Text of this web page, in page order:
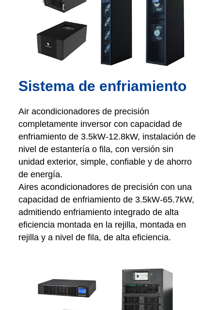
Sistema de enfriamiento
Air acondicionadores de precisión
completamente inversor con capacidad de
enfriamiento de 3.5kW-12.8kW, instalación de
nivel de estantería o fila, con versión sin
unidad exterior, simple, confiable y de ahorro
de energía.
Aires acondicionadores de precisión con una
capacidad de enfriamiento de 3.5kW-65.7kW,
admitiendo enfriamiento integrado de alta
eficiencia montada en la rejilla, montada en
rejilla y a nivel de fila, de alta eficiencia.